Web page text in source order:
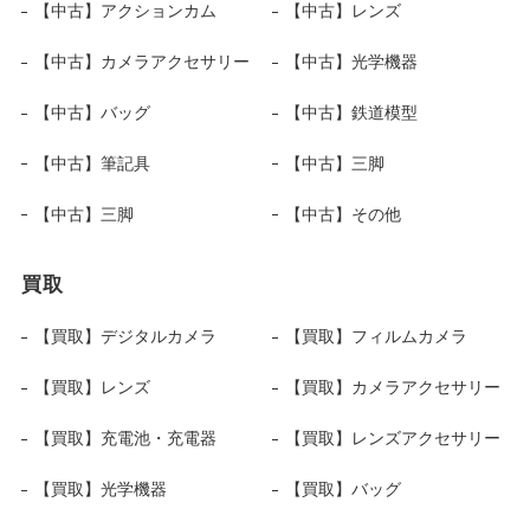
【中古】アクションカム 【中古】レンズ
【中古】カメラアクセサリー 【中古】光学機器
【中古】バッグ 【中古】鉄道模型
【中古】筆記具 【中古】三脚
【中古】三脚 【中古】その他
買取
【買取】デジタルカメラ 【買取】フィルムカメラ
【買取】レンズ 【買取】カメラアクセサリー
【買取】充電池・充電器 【買取】レンズアクセサリー
【買取】光学機器 【買取】バッグ